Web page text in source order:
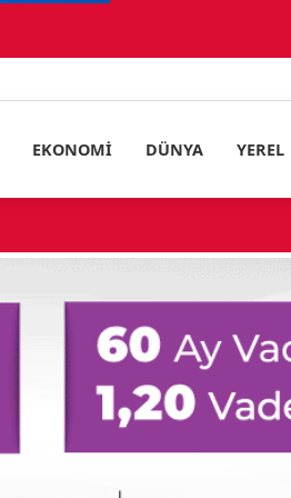
EKONOMI DÜNYA YEREL